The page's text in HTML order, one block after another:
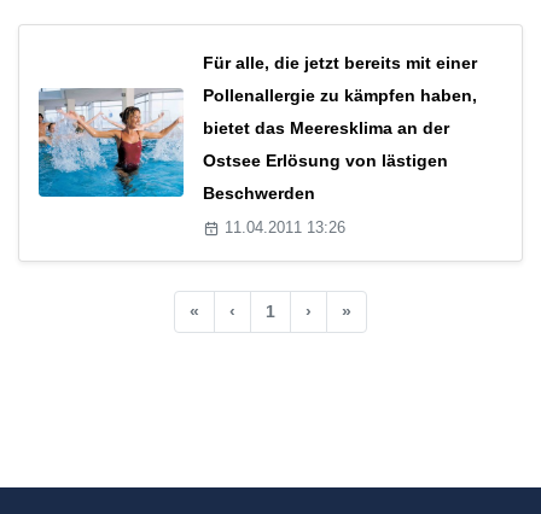
Für alle, die jetzt bereits mit einer
Pollenallergie zu kämpfen haben,
bietet das Meeresklima an der
Ostsee Erlösung von lästigen
Beschwerden
11.04.2011 13:26
« ‹ 1 › »